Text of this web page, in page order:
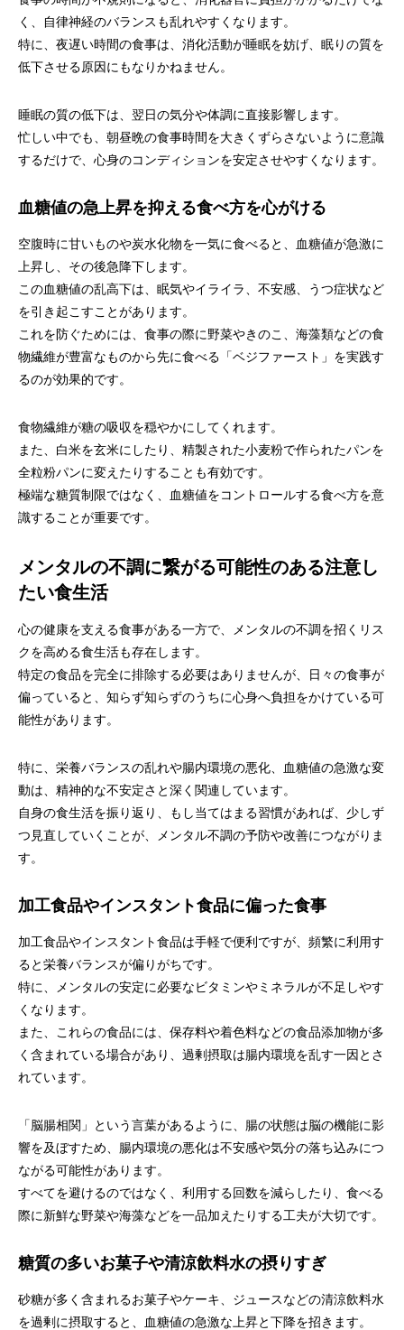
く、自律神経のバランスも乱れやすくなります。
特に、夜遅い時間の食事は、消化活動が睡眠を妨げ、眠りの質を
低下させる原因にもなりかねません。
睡眠の質の低下は、翌日の気分や体調に直接影響します。
忙しい中でも、朝昼晩の食事時間を大きくずらさないように意識
するだけで、心身のコンディションを安定させやすくなります。
血糖値の急上昇を抑える食べ方を心がける
空腹時に甘いものや炭水化物を一気に食べると、血糖値が急激に
上昇し、その後急降下します。
この血糖値の乱高下は、眠気やイライラ、不安感、うつ症状など
を引き起こすことがあります。
これを防ぐためには、食事の際に野菜やきのこ、海藻類などの食
物繊維が豊富なものから先に食べる「ベジファースト」を実践す
るのが効果的です。
食物繊維が糖の吸収を穏やかにしてくれます。
また、白米を玄米にしたり、精製された小麦粉で作られたパンを
全粒粉パンに変えたりすることも有効です。
極端な糖質制限ではなく、血糖値をコントロールする食べ方を意
識することが重要です。
メンタルの不調に繋がる可能性のある注意し
たい食生活
心の健康を支える食事がある一方で、メンタルの不調を招くリス
クを高める食生活も存在します。
特定の食品を完全に排除する必要はありませんが、日々の食事が
偏っていると、知らず知らずのうちに心身へ負担をかけている可
能性があります。
特に、栄養バランスの乱れや腸内環境の悪化、血糖値の急激な変
動は、精神的な不安定さと深く関連しています。
自身の食生活を振り返り、もし当てはまる習慣があれば、少しず
つ見直していくことが、メンタル不調の予防や改善につながりま
す。
加工食品やインスタント食品に偏った食事
加工食品やインスタント食品は手軽で便利ですが、頻繁に利用す
ると栄養バランスが偏りがちです。
特に、メンタルの安定に必要なビタミンやミネラルが不足しやす
くなります。
また、これらの食品には、保存料や着色料などの食品添加物が多
く含まれている場合があり、過剰摂取は腸内環境を乱す一因とさ
れています。
「脳腸相関」という言葉があるように、腸の状態は脳の機能に影
響を及ぼすため、腸内環境の悪化は不安感や気分の落ち込みにつ
ながる可能性があります。
すべてを避けるのではなく、利用する回数を減らしたり、食べる
際に新鮮な野菜や海藻などを一品加えたりする工夫が大切です。
糖質の多いお菓子や清涼飲料水の摂りすぎ
砂糖が多く含まれるお菓子やケーキ、ジュースなどの清涼飲料水
を過剰に摂取すると、血糖値の急激な上昇と下降を招きます。